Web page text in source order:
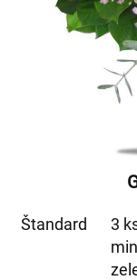
Štandard
3